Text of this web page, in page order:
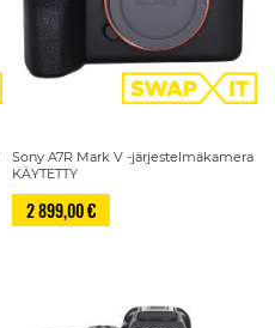
Sony A7R Mark V -järjestelmäkamera
KÄYTETTY
2 899,00 €